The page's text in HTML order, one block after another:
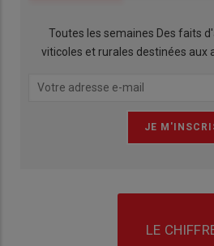
Toutes les semaines Des faits
viticoles et rurales destinées aux
LE